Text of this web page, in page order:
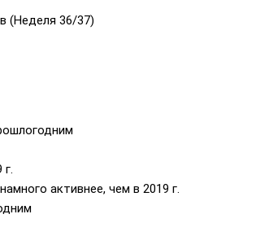
(Неделя 36/37)
активнее, чем в 2019 г.